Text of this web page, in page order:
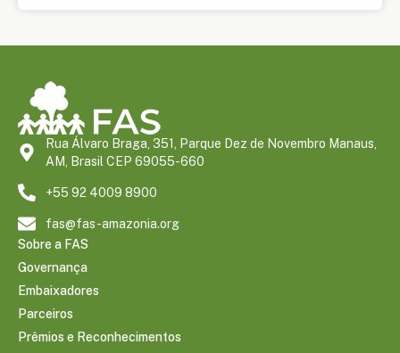
Rua Álvaro Braga, 351, Parque Dez de Novembro Manaus,
AM, Brasil CEP 69055-660
+55 92 4009 8900
fas@fas-amazonia.org
Sobre a FAS
Governança
Embaixadores
Parceiros
Prêmios e Reconhecimentos